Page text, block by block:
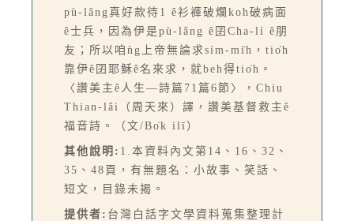
pù-lâng真好款待1 ê衫褲破爛koh破病面
ê士兵，因為伊是pù-lâng ê囝Cha-lí ê朋
友；所以咱ǹg上帝無論求sím-mi̍h，tio̍h
靠伊ê囝耶穌ê名來求，就beh得tio̍h。
〈讚美主ê人生—詩篇71篇6節〉，Chiu
Thian-lâi（周天來）譯，讚美基督救主ê
福音詩。（文/Bo̍k ilī）
其他說明: 1.本資料內文第14、16、32、
35、48頁，有無題名：小故事、笑話、
短文，目錄未揭。
提供者: 台灣白話字文學資料蒐集整理計